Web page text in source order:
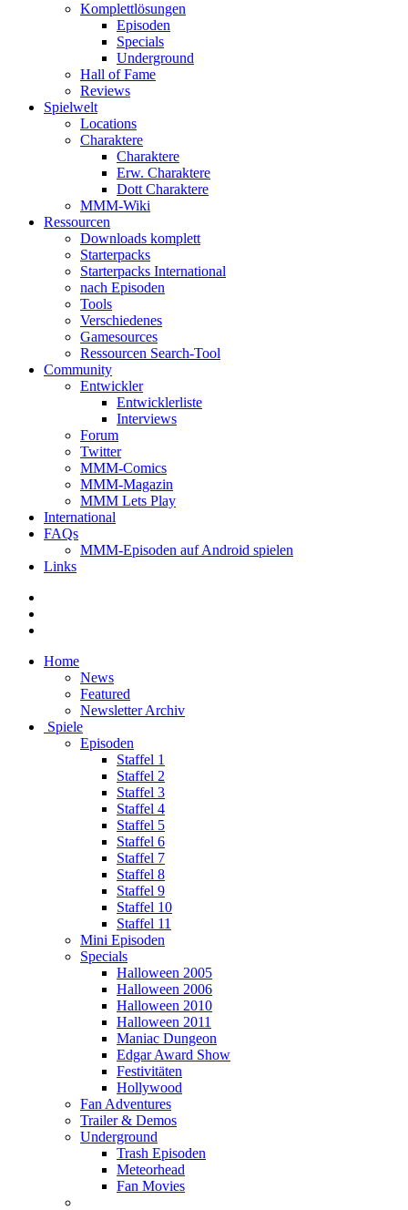
Komplettlösungen
Episoden
Specials
Underground
Hall of Fame
Reviews
Spielwelt
Locations
Charaktere
Charaktere
Erw. Charaktere
Dott Charaktere
MMM-Wiki
Ressourcen
Downloads komplett
Starterpacks
Starterpacks International
nach Episoden
Tools
Verschiedenes
Gamesources
Ressourcen Search-Tool
Community
Entwickler
Entwicklerliste
Interviews
Forum
Twitter
MMM-Comics
MMM-Magazin
MMM Lets Play
International
FAQs
MMM-Episoden auf Android spielen
Links
Home
News
Featured
Newsletter Archiv
Spiele
Episoden
Staffel 1
Staffel 2
Staffel 3
Staffel 4
Staffel 5
Staffel 6
Staffel 7
Staffel 8
Staffel 9
Staffel 10
Staffel 11
Mini Episoden
Specials
Halloween 2005
Halloween 2006
Halloween 2010
Halloween 2011
Maniac Dungeon
Edgar Award Show
Festivitäten
Hollywood
Fan Adventures
Trailer & Demos
Underground
Trash Episoden
Meteorhead
Fan Movies